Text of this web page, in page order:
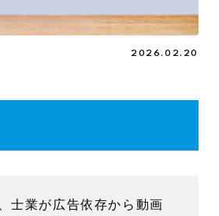
2026.02.20
士業が広告依存から動画